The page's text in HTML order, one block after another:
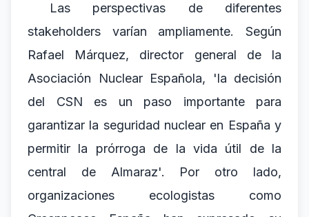
Las perspectivas de diferentes
stakeholders varían ampliamente. Según
Rafael Márquez, director general de la
Asociación Nuclear Española, 'la decisión
del CSN es un paso importante para
garantizar la seguridad nuclear en España y
permitir la prórroga de la vida útil de la
central de Almaraz'. Por otro lado,
organizaciones ecologistas como